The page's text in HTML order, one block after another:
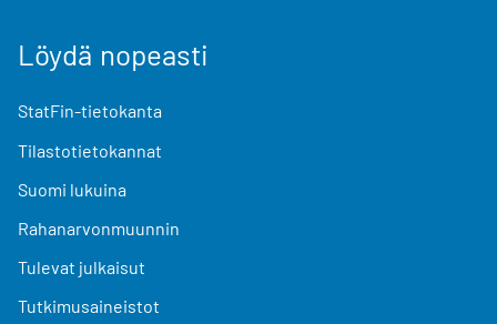
Löydä nopeasti
StatFin-tietokanta
Tilastotietokannat
Suomi lukuina
Rahanarvonmuunnin
Tulevat julkaisut
Tutkimusaineistot